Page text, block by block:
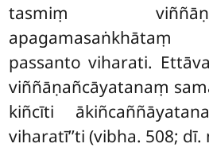
tasmiṃ
passanto viharati.
viññāṇañcāyatanaṃ
kiñcīti
viharatī’’ti (vibha. 508;